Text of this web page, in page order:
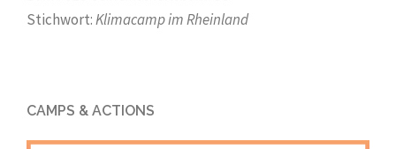
Stichwort:Klimacamp im Rheinland
CAMPS & ACTIONS